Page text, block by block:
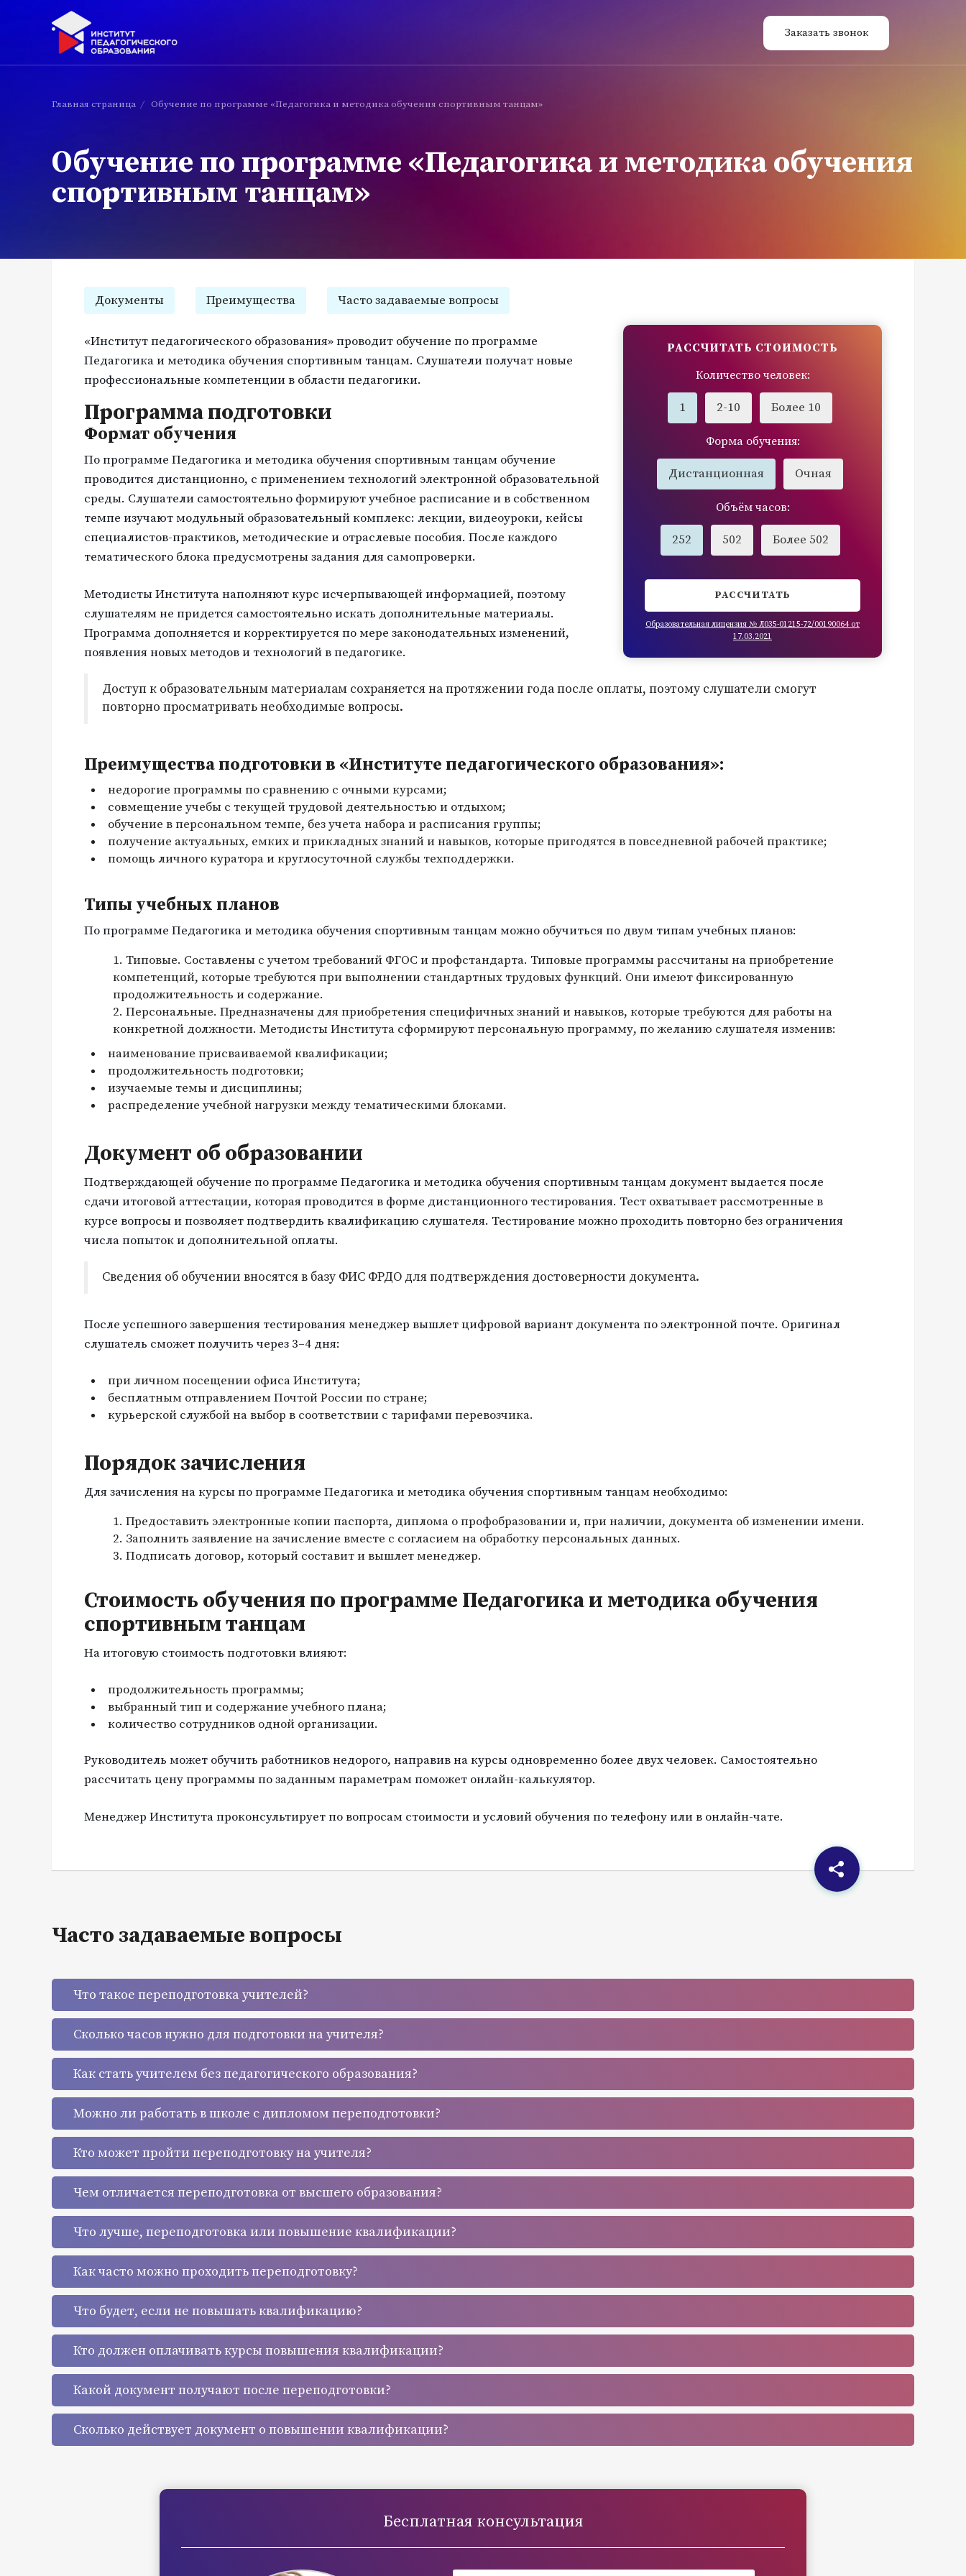
Заказать звонок
Главная страница / Обучение по программе «Педагогика и методика обучения спортивным танцам»
Обучение по программе «Педагогика и методика обучения
спортивным танцам»
Документы Преимущества Часто задаваемые вопросы
РАССЧИТАТЬ СТОИМОСТЬ
Количество человек:
1 2-10 Более 10
Форма обучения:
Дистанционная Очная
Объём часов:
252 502 Более 502
РАССЧИТАТЬ
Образовательная лицензия № Л035-01215-72/00190064 от
17.03.2021
«Институт педагогического образования» проводит обучение по программе
Педагогика и методика обучения спортивным танцам. Слушатели получат новые
профессиональные компетенции в области педагогики.
Программа подготовки
Формат обучения
По программе Педагогика и методика обучения спортивным танцам обучение
проводится дистанционно, с применением технологий электронной образовательной
среды. Слушатели самостоятельно формируют учебное расписание и в собственном
темпе изучают модульный образовательный комплекс: лекции, видеоуроки, кейсы
специалистов-практиков, методические и отраслевые пособия. После каждого
тематического блока предусмотрены задания для самопроверки.
Методисты Института наполняют курс исчерпывающей информацией, поэтому
слушателям не придется самостоятельно искать дополнительные материалы.
Программа дополняется и корректируется по мере законодательных изменений,
появления новых методов и технологий в педагогике.
Доступ к образовательным материалам сохраняется на протяжении года после оплаты, поэтому слушатели смогут
повторно просматривать необходимые вопросы.
Преимущества подготовки в «Институте педагогического образования»:
недорогие программы по сравнению с очными курсами;
совмещение учебы с текущей трудовой деятельностью и отдыхом;
обучение в персональном темпе, без учета набора и расписания группы;
получение актуальных, емких и прикладных знаний и навыков, которые пригодятся в повседневной рабочей практике;
помощь личного куратора и круглосуточной службы техподдержки.
Типы учебных планов
По программе Педагогика и методика обучения спортивным танцам можно обучиться по двум типам учебных планов:
Типовые. Составлены с учетом требований ФГОС и профстандарта. Типовые программы рассчитаны на приобретение
компетенций, которые требуются при выполнении стандартных трудовых функций. Они имеют фиксированную
продолжительность и содержание.
Персональные. Предназначены для приобретения специфичных знаний и навыков, которые требуются для работы на
конкретной должности. Методисты Института сформируют персональную программу, по желанию слушателя изменив:
наименование присваиваемой квалификации;
продолжительность подготовки;
изучаемые темы и дисциплины;
распределение учебной нагрузки между тематическими блоками.
Документ об образовании
Подтверждающей обучение по программе Педагогика и методика обучения спортивным танцам документ выдается после
сдачи итоговой аттестации, которая проводится в форме дистанционного тестирования. Тест охватывает рассмотренные в
курсе вопросы и позволяет подтвердить квалификацию слушателя. Тестирование можно проходить повторно без ограничения
числа попыток и дополнительной оплаты.
Сведения об обучении вносятся в базу ФИС ФРДО для подтверждения достоверности документа.
После успешного завершения тестирования менеджер вышлет цифровой вариант документа по электронной почте. Оригинал
слушатель сможет получить через 3–4 дня:
при личном посещении офиса Института;
бесплатным отправлением Почтой России по стране;
курьерской службой на выбор в соответствии с тарифами перевозчика.
Порядок зачисления
Для зачисления на курсы по программе Педагогика и методика обучения спортивным танцам необходимо:
Предоставить электронные копии паспорта, диплома о профобразовании и, при наличии, документа об изменении имени.
Заполнить заявление на зачисление вместе с согласием на обработку персональных данных.
Подписать договор, который составит и вышлет менеджер.
Стоимость обучения по программе Педагогика и методика обучения
спортивным танцам
На итоговую стоимость подготовки влияют:
продолжительность программы;
выбранный тип и содержание учебного плана;
количество сотрудников одной организации.
Руководитель может обучить работников недорого, направив на курсы одновременно более двух человек. Самостоятельно
рассчитать цену программы по заданным параметрам поможет онлайн-калькулятор.
Менеджер Института проконсультирует по вопросам стоимости и условий обучения по телефону или в онлайн-чате.
Часто задаваемые вопросы
Что такое переподготовка учителей?
Сколько часов нужно для подготовки на учителя?
Как стать учителем без педагогического образования?
Можно ли работать в школе с дипломом переподготовки?
Кто может пройти переподготовку на учителя?
Чем отличается переподготовка от высшего образования?
Что лучше, переподготовка или повышение квалификации?
Как часто можно проходить переподготовку?
Что будет, если не повышать квалификацию?
Кто должен оплачивать курсы повышения квалификации?
Какой документ получают после переподготовки?
Сколько действует документ о повышении квалификации?
Бесплатная консультация